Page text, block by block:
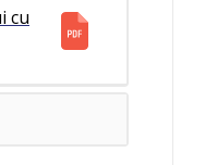
cu